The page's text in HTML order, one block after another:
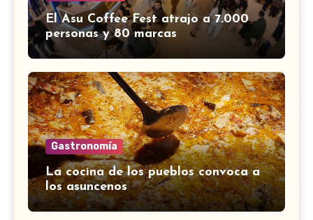
El Asu Coffee Fest atrajo a 7.000
personas y 80 marcas
Gastronomía
La cocina de los pueblos convoca a
los asuncenos